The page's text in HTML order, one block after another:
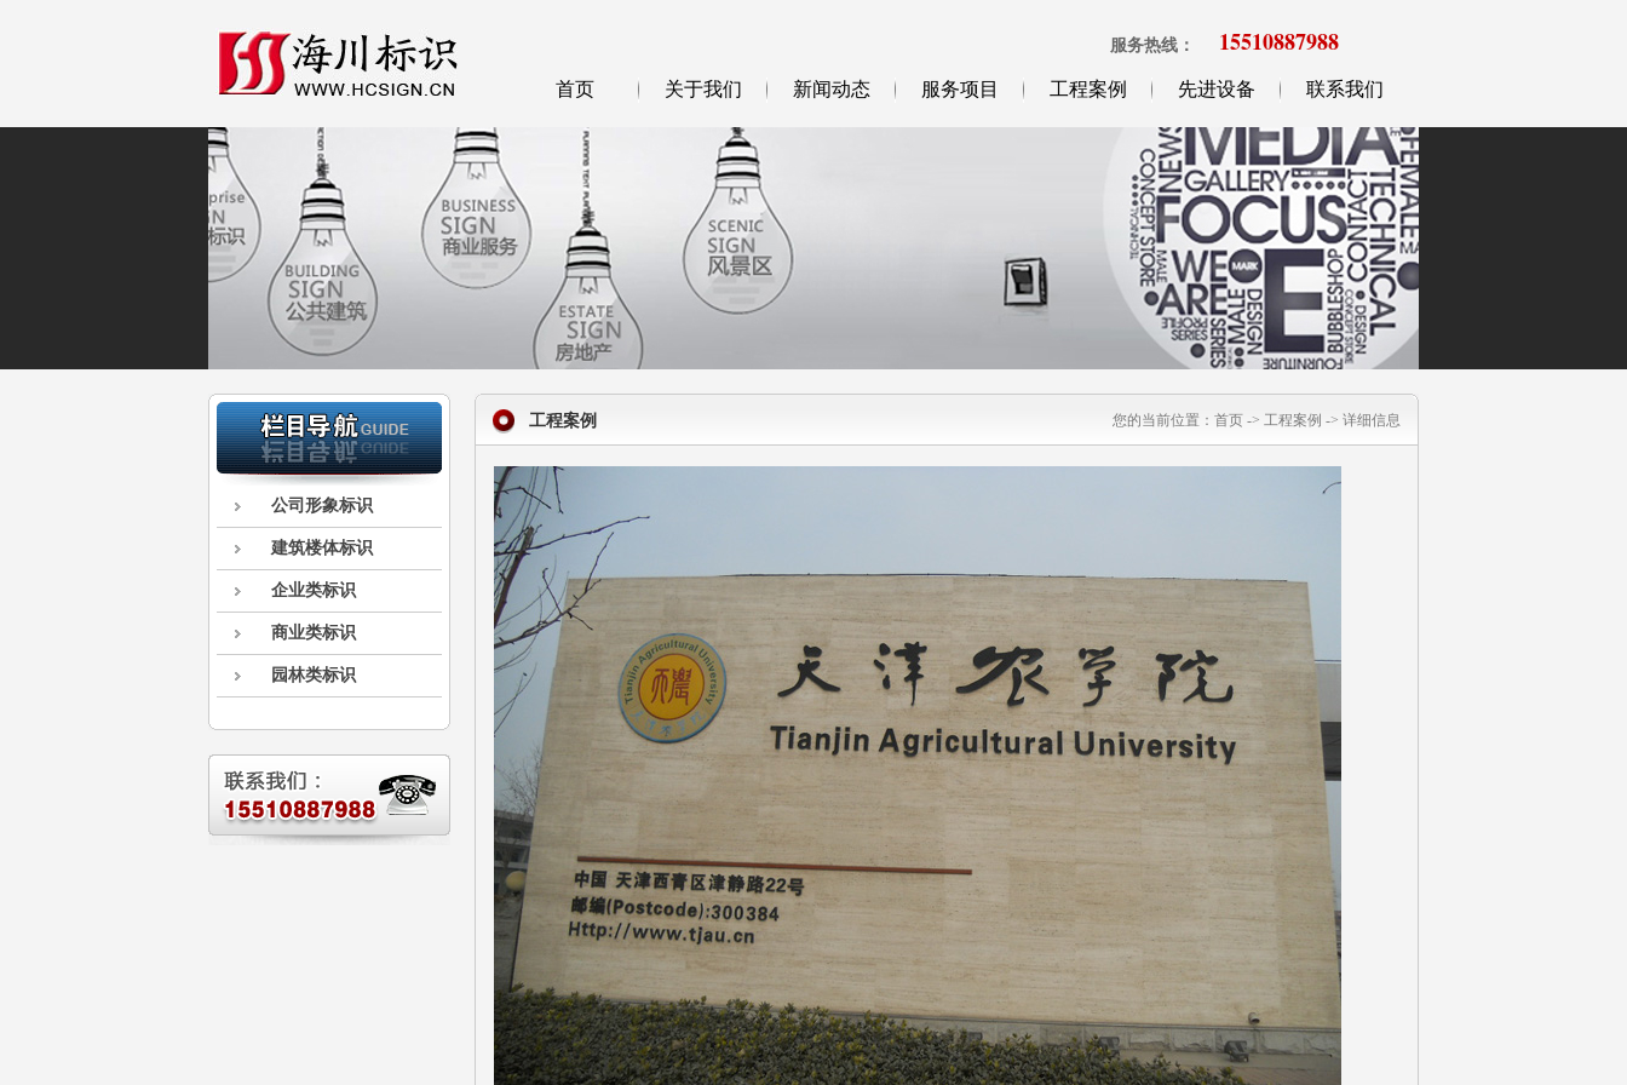
服务热线： 15510887988
首页 关于我们 新闻动态 服务项目 工程案例 先进设备 联系我们
公司形象标识
建筑楼体标识
企业类标识
商业类标识
园林类标识
工程案例 您的当前位置： 首页 -> 工程案例 -> 详细信息